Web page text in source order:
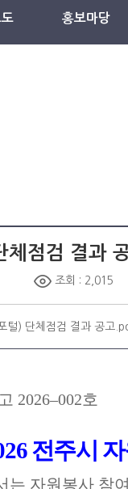
홍보마당
점검 결과
조회 : 2,015
털) 단체점검 결과 공고
2026–002호
전주시
는 자원봉사 참